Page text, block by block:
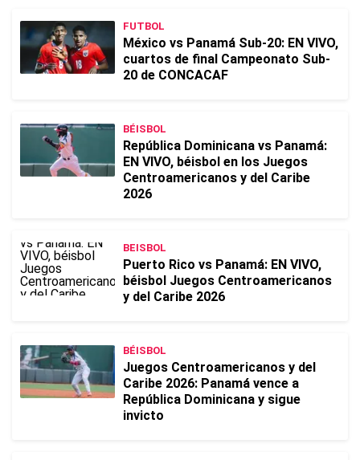
FUTBOL
México vs Panamá Sub-20: EN VIVO,
cuartos de final Campeonato Sub-
20 de CONCACAF
BÉISBOL
República Dominicana vs Panamá:
EN VIVO, béisbol en los Juegos
Centroamericanos y del Caribe
2026
BEISBOL
Puerto Rico vs Panamá: EN VIVO,
béisbol Juegos Centroamericanos
y del Caribe 2026
BÉISBOL
Juegos Centroamericanos y del
Caribe 2026: Panamá vence a
República Dominicana y sigue
invicto